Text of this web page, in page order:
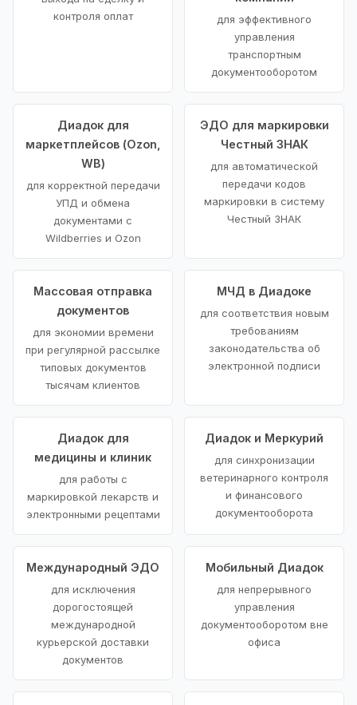
контроля оплат
для эффективного
управления
транспортным
документооборотом
Диадок для
маркетплейсов (Ozon,
WB)
для корректной передачи
УПД и обмена
документами с
Wildberries и Ozon
ЭДО для маркировки
Честный ЗНАК
для автоматической
передачи кодов
маркировки в систему
Честный ЗНАК
Массовая отправка
документов
для экономии времени
при регулярной рассылке
типовых документов
тысячам клиентов
МЧД в Диадоке
для соответствия новым
требованиям
законодательства об
электронной подписи
Диадок для
медицины и клиник
для работы с
маркировкой лекарств и
электронными рецептами
Диадок и Меркурий
для синхронизации
ветеринарного контроля
и финансового
документооборота
Международный ЭДО
для исключения
дорогостоящей
международной
курьерской доставки
документов
Мобильный Диадок
для непрерывного
управления
документооборотом вне
офиса